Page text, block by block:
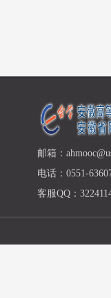
邮箱：
电话：0551-
客服QQ：